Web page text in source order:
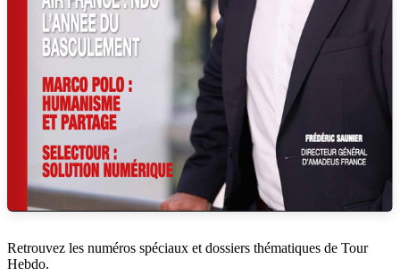
Retrouvez les numéros spéciaux et dossiers thématiques de Tour
Hebdo.